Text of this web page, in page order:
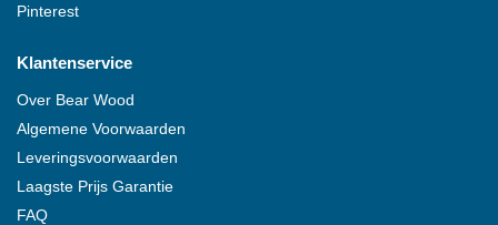
Pinterest
Klantenservice
Over Bear Wood
Algemene Voorwaarden
Leveringsvoorwaarden
Laagste Prijs Garantie
FAQ